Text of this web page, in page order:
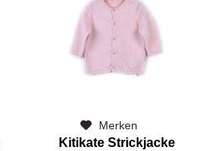
Merken
Kitikate Strickjacke